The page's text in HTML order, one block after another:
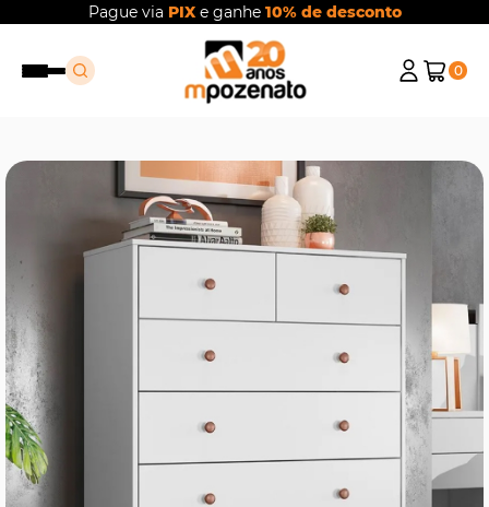
Pague via PIXe ganhe 10% de desconto
0